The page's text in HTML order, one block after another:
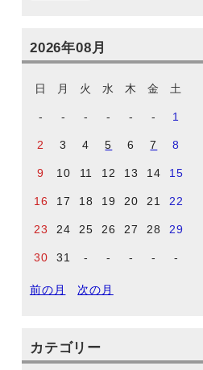
2026年08月
日 月 火 水 木 金 土
- - - - - - 1
2 3 4 5 6 7 8
9 10 11 12 13 14 15
16 17 18 19 20 21 22
23 24 25 26 27 28 29
30 31 - - - - -
前の月 次の月
カテゴリー